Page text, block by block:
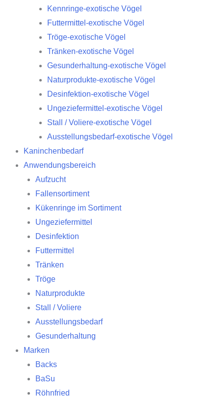
Kennringe-exotische Vögel
Futtermittel-exotische Vögel
Tröge-exotische Vögel
Tränken-exotische Vögel
Gesunderhaltung-exotische Vögel
Naturprodukte-exotische Vögel
Desinfektion-exotische Vögel
Ungeziefermittel-exotische Vögel
Stall / Voliere-exotische Vögel
Ausstellungsbedarf-exotische Vögel
Kaninchenbedarf
Anwendungsbereich
Aufzucht
Fallensortiment
Kükenringe im Sortiment
Ungeziefermittel
Desinfektion
Futtermittel
Tränken
Tröge
Naturprodukte
Stall / Voliere
Ausstellungsbedarf
Gesunderhaltung
Marken
Backs
BaSu
Röhnfried